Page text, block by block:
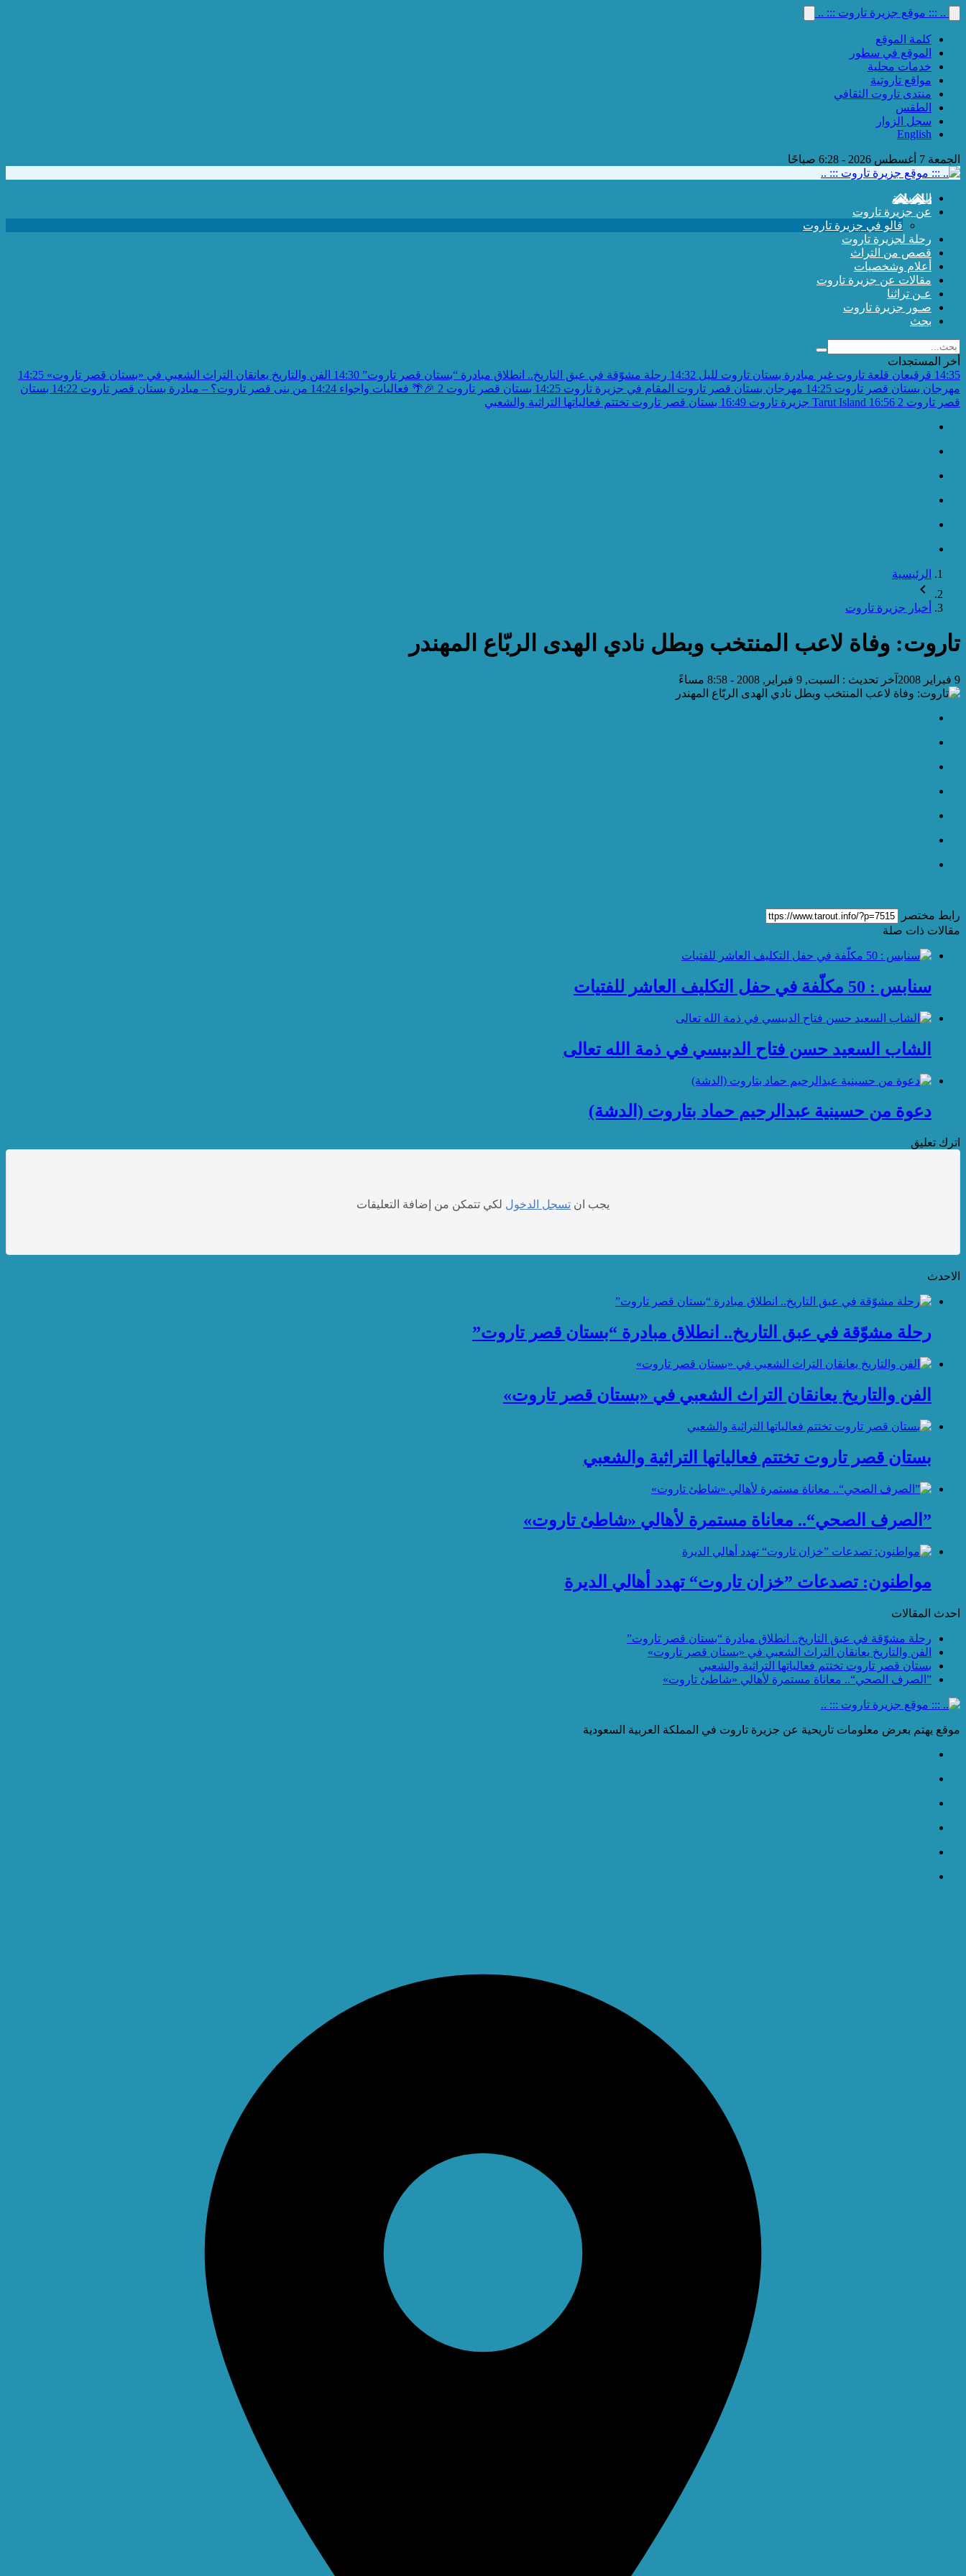
.. ::: موقع جزيرة تاروت ::: ..
كلمة الموقع
الموقع في سطور
خدمات محلية
مواقع تاروتية
منتدى تاروت الثقافي
الطقس
سجل الزوار
English
الجمعة 7 أغسطس 2026 - 6:28 صباحًا
الرئيسية
عن جزيرة تاروت
قالو في جزيرة تاروت
رحلة لجزيرة تاروت
قصص من التراث
أعلام وشخصيات
مقالات عن جزيرة تاروت
عـن تراثنا
صـور جزيرة تاروت
بحث
أخر المستجدات
14:35 قرقيعان قلعة تاروت غير مبادرة بستان تاروت لليل 14:32 رحلة مشوّقة في عبق التاريخ.. انطلاق مبادرة “بستان قصر تاروت” 14:30 الفن والتاريخ يعانقان التراث الشعبي في «بستان قصر تاروت» 14:25
مهرجان بستان قصر تاروت 14:25 مهرجان بستان قصر تاروت المقام في جزيرة تاروت 14:25 بستان قصر تاروت 2 🎉🌴 فعاليات واجواء 14:24 من بنى قصر تاروت؟ – مبادرة بستان قصر تاروت 14:22 بستان
قصر تاروت 2
16:56
16:49 بستان قصر تاروت تختتم فعالياتها التراثية والشعبي
الرئيسية
أخبار جزيرة تاروت
تاروت: وفاة لاعب المنتخب وبطل نادي الهدى الربّاع المهندر
9 فبراير 2008 آخر تحديث : السبت, 9 فبراير, 2008 - 8:58 مساءً
رابط مختصر
مقالات ذات صلة
سنابس : 50 مكلّفة في حفل التكليف العاشر للفتيات
الشاب السعيد حسن فتاح الدبيسي في ذمة الله تعالى
دعوة من حسينية عبدالرحيم حماد بتاروت (الدشة)
اترك تعليق
يجب ان تسجل الدخول لكي تتمكن من إضافة التعليقات
الاحدث
رحلة مشوّقة في عبق التاريخ.. انطلاق مبادرة “بستان قصر تاروت”
الفن والتاريخ يعانقان التراث الشعبي في «بستان قصر تاروت»
بستان قصر تاروت تختتم فعالياتها التراثية والشعبي
”الصرف الصحي“.. معاناة مستمرة لأهالي «شاطئ تاروت»
مواطنون: تصدعات ”خزان تاروت“ تهدد أهالي الديرة
احدث المقالات
رحلة مشوّقة في عبق التاريخ.. انطلاق مبادرة “بستان قصر تاروت”
الفن والتاريخ يعانقان التراث الشعبي في «بستان قصر تاروت»
بستان قصر تاروت تختتم فعالياتها التراثية والشعبي
”الصرف الصحي“.. معاناة مستمرة لأهالي «شاطئ تاروت»
موقع يهتم بعرض معلومات تاريحية عن جزيرة تاروت في المملكة العربية السعودية